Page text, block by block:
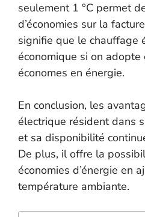
seulement 1 °C permet
d’économies sur la
signifie que le chauffage
économique si on
économes en énergie.
En conclusion, les
électrique résident dans
et sa disponibilité
De plus, il offre la
économies d’énergie en
température ambiante.